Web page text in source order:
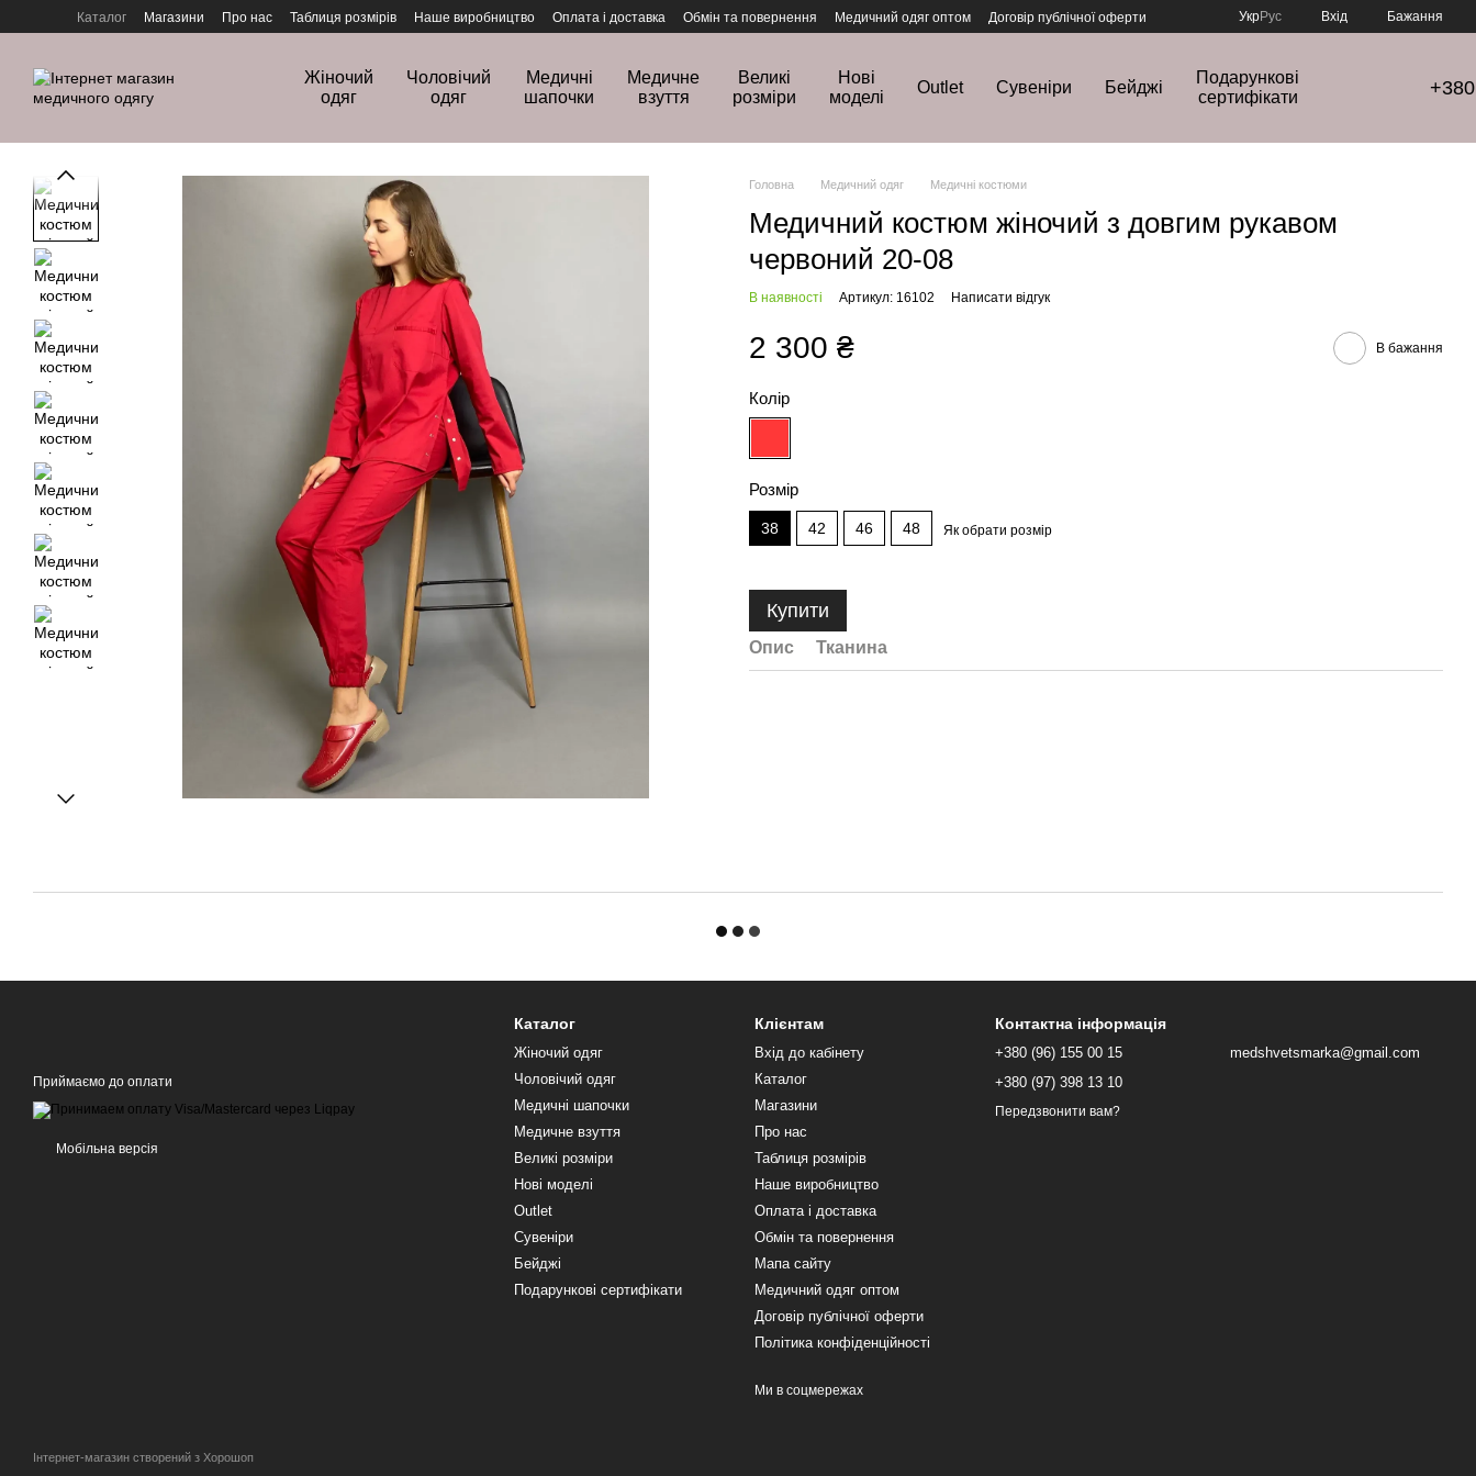
Перейти до основного контенту
Каталог Магазини Про нас Таблиця розмірів Наше виробництво Оплата і доставка Обмін та повернення Медичний одяг оптом
Договір публічної оферти
УкрРус Вхід Бажання
Жіночий
одяг
Чоловічий
одяг
Медичні
шапочки
Медичне
взуття
Великі
розміри
Нові
моделі
Outlet Сувеніри Бейджі
Подарункові
сертифікати
Головна Медичний одяг Медичні костюми
Медичний костюм жіночий з довгим рукавом
червоний 20-08
В наявності Артикул: 16102 Написати відгук
2 300 ₴ В бажання
Колір
Розмір
38 42 46 48 Як обрати розмір
Купити
Опис Тканина
Приймаємо до оплати
Мобільна версія
Інтернет-магазин створений з Хорошоп
Каталог
Жіночий одяг
Чоловічий одяг
Медичні шапочки
Медичне взуття
Великі розміри
Нові моделі
Outlet
Сувеніри
Бейджі
Подарункові сертифікати
Клієнтам
Вхід до кабінету
Каталог
Магазини
Про нас
Таблиця розмірів
Наше виробництво
Оплата і доставка
Обмін та повернення
Мапа сайту
Медичний одяг оптом
Договір публічної оферти
Політика конфіденційності
Ми в соцмережах
Контактна інформація
+380 (96) 155 00 15
+380 (97) 398 13 10
Передзвонити вам?
medshvetsmarka@gmail.com